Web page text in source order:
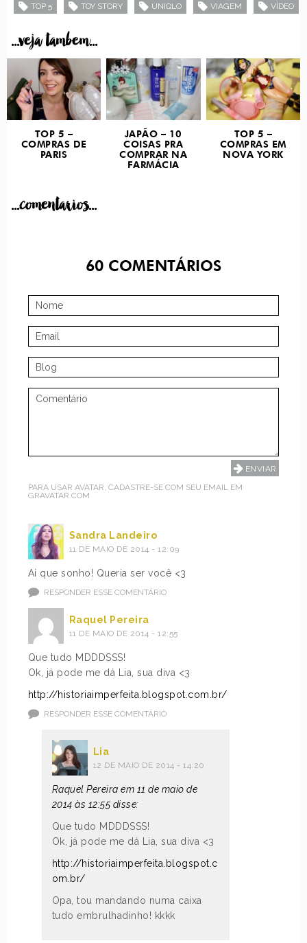
TOP 5 TOY STORY UNIQLO VIAGEM VÍDEO
...veja tambem...
TOP 5 –
COMPRAS DE
PARIS
JAPÃO – 10
COISAS PRA
COMPRAR NA
FARMÁCIA
TOP 5 –
COMPRAS EM
NOVA YORK
...comentarios...
60 COMENTÁRIOS
PARA USAR AVATAR, CADASTRE-SE COM SEU EMAIL EM
GRAVATAR.COM
Sandra Landeiro
11 DE MAIO DE 2014 - 12:09
Ai que sonho! Queria ser você <3
RESPONDER ESSE COMENTÁRIO
Raquel Pereira
11 DE MAIO DE 2014 - 12:55
Que tudo MDDDSSS!
Ok, já pode me dá Lia, sua diva <3
http://historiaimperfeita.blogspot.com.br/
RESPONDER ESSE COMENTÁRIO
Lia
12 DE MAIO DE 2014 - 14:20
Raquel Pereira em 11 de maio de
2014 às 12:55 disse:
Que tudo MDDDSSS!
Ok, já pode me dá Lia, sua diva <3
http://historiaimperfeita.blogspot.c
om.br/
Opa, tou mandando numa caixa
tudo embrulhadinho! kkkk